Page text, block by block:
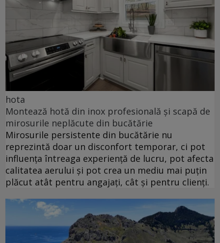
hota
Montează hotă din inox profesională și scapă de
mirosurile neplăcute din bucătărie
Mirosurile persistente din bucătărie nu
reprezintă doar un disconfort temporar, ci pot
influența întreaga experiență de lucru, pot afecta
calitatea aerului și pot crea un mediu mai puțin
plăcut atât pentru angajați, cât și pentru clienți.